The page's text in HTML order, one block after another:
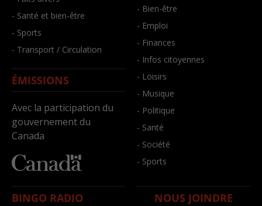
- Santé et bien-être
- Sports
- Transport / Circulation
ÉMISSIONS
Avec la participation du
gouvernement du
Canada
- Bien-être
- Emploi
- Finances
- Infos citoyennes
- Loisirs
- Musique
- Politique
- Santé
- Société
- Sports
BINGO RADIO NOUS JOINDRE